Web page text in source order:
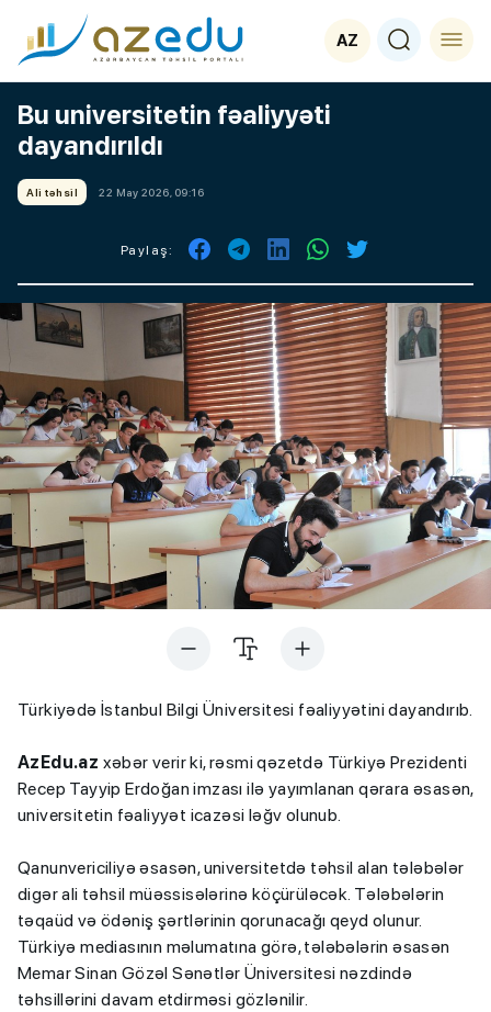
AZ
Bu universitetin fəaliyyəti
dayandırıldı
Ali təhsil 22 May 2026, 09:16
Paylaş:
Türkiyədə İstanbul Bilgi Üniversitesi fəaliyyətini dayandırıb.
AzEdu.az xəbər verir ki, rəsmi qəzetdə Türkiyə Prezidenti
Recep Tayyip Erdoğan imzası ilə yayımlanan qərara əsasən,
universitetin fəaliyyət icazəsi ləğv olunub.
Qanunvericiliyə əsasən, universitetdə təhsil alan tələbələr
digər ali təhsil müəssisələrinə köçürüləcək. Tələbələrin
təqaüd və ödəniş şərtlərinin qorunacağı qeyd olunur.
Türkiyə mediasının məlumatına görə, tələbələrin əsasən
Memar Sinan Gözəl Sənətlər Üniversitesi nəzdində
təhsillərini davam etdirməsi gözlənilir.